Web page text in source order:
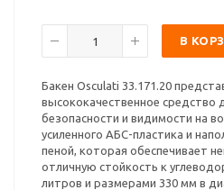
В
Бакен Osculati 33.171.20
высококачественное средство
безопасности и видимости на
усиленного АБС-пластика и
пеной, которая обеспечивает
отличную стойкость к
литров и размерами 330 мм в